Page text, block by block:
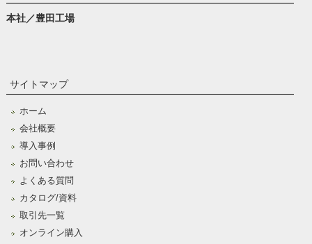
本社／豊田工場
サイトマップ
ホーム
会社概要
導入事例
お問い合わせ
よくある質問
カタログ/資料
取引先一覧
オンライン購入